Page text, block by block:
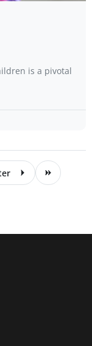
is a pivotal